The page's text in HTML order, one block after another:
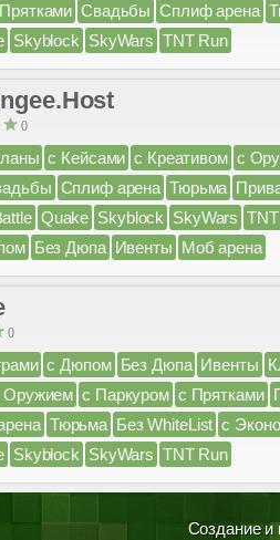
Свадьбы Сплиф арена
Skyblock SkyWars TNT Run
0
с Кейсами с Креативом с
Сплиф арена Тюрьма
Quake Skyblock SkyWars
Без Дюпа Ивенты Моб арена
0
с Дюпом Без Дюпа Ивенты
Оружием с Паркуром с Прятками
Тюрьма Без WhiteList с
Skyblock SkyWars TNT Run
Создание и